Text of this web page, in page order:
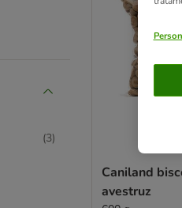
(3)
Caniland
avestruz